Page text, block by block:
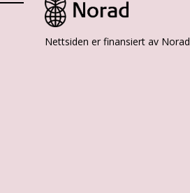
Nettsiden er finansiert av Norad